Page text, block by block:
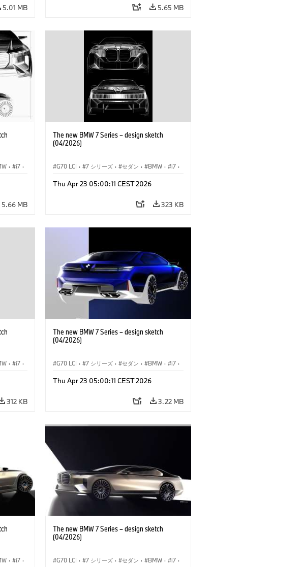
5.01 MB 5.65 MB
· i7 ·
5.66 MB
The new BMW 7 Series – design sketch
(04/2026)
G70 LCI · 7 シリーズ · セダン · BMW · i7 ·
M モデル
Thu Apr 23 05:00:11 CEST 2026
323 KB
· i7 ·
312 KB
The new BMW 7 Series – design sketch
(04/2026)
G70 LCI · 7 シリーズ · セダン · BMW · i7 ·
M モデル
Thu Apr 23 05:00:11 CEST 2026
3.22 MB
· i7 ·
The new BMW 7 Series – design sketch
(04/2026)
G70 LCI · 7 シリーズ · セダン · BMW · i7 ·